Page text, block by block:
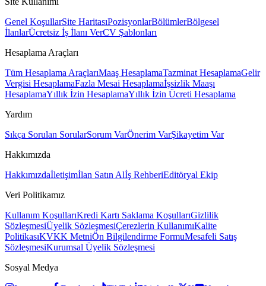
Genel KoşullarSite HaritasıPozisyonlarBölümlerBölgesel
İlanlarÜcretsiz İş İlanı VerCV Şablonları
Hesaplama Araçları
Tüm Hesaplama AraçlarıMaaş HesaplamaTazminat HesaplamaGelir
Vergisi HesaplamaFazla Mesai Hesaplamaİşsizlik Maaşı
HesaplamaYıllık İzin HesaplamaYıllık İzin Ücreti Hesaplama
Yardım
Sıkça Sorulan SorularSorum VarÖnerim VarŞikayetim Var
Hakkımızda
Hakkımızdaİletişimİlan Satın Alİş RehberiEditöryal Ekip
Veri Politikamız
Kullanım KoşullarıKredi Kartı Saklama KoşullarıGizlilik
SözleşmesiÜyelik SözleşmesiÇerezlerin KullanımıKalite
PolitikasıKVKK MetniÖn Bilgilendirme FormuMesafeli Satış
SözleşmesiKurumsal Üyelik Sözleşmesi
Sosyal Medya